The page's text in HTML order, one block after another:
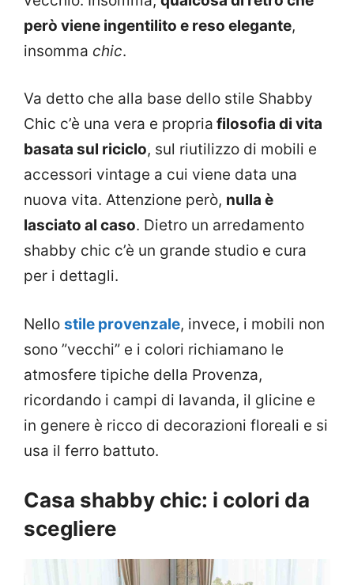
però viene ingentilito e reso elegante,
insomma chic.
Va detto che alla base dello stile Shabby
Chic c’è una vera e propria filosofia di vita
basata sul riciclo, sul riutilizzo di mobili e
accessori vintage a cui viene data una
nuova vita. Attenzione però, nulla è
lasciato al caso. Dietro un arredamento
shabby chic c’è un grande studio e cura
per i dettagli.
Nello stile provenzale, invece, i mobili non
sono ”vecchi” e i colori richiamano le
atmosfere tipiche della Provenza,
ricordando i campi di lavanda, il glicine e
in genere è ricco di decorazioni floreali e si
usa il ferro battuto.
Casa shabby chic: i colori da
scegliere